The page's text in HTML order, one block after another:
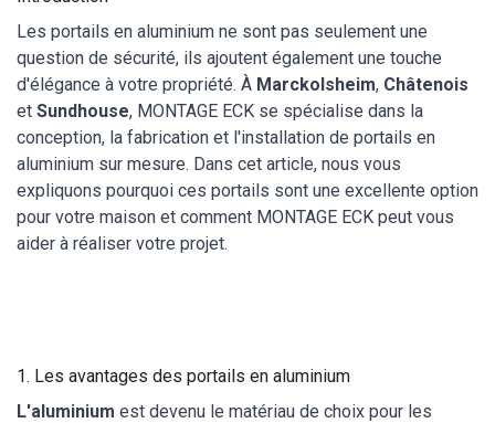
Les portails en aluminium ne sont pas seulement une
question de sécurité, ils ajoutent également une touche
d'élégance à votre propriété. À Marckolsheim, Châtenois
et Sundhouse, MONTAGE ECK se spécialise dans la
conception, la fabrication et l'installation de portails en
aluminium sur mesure. Dans cet article, nous vous
expliquons pourquoi ces portails sont une excellente option
pour votre maison et comment MONTAGE ECK peut vous
aider à réaliser votre projet.
1. Les avantages des portails en aluminium
L'aluminium est devenu le matériau de choix pour les